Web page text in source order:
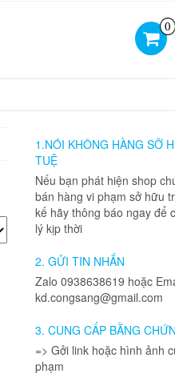
0
1.NÓI KHÔNG HÀNG SỠ
TUỆ
Nếu bạn phát hiện shop
bán hàng vi phạm sở hữu
kế hãy thông báo ngay để
lý kịp thời
2. GỬI TIN NHẮN
Zalo 0938638619 hoặc
kd.congsang@gmail.com
3. CUNG CẤP BẰNG
=> Gởi link hoặc hình ảnh
phạm